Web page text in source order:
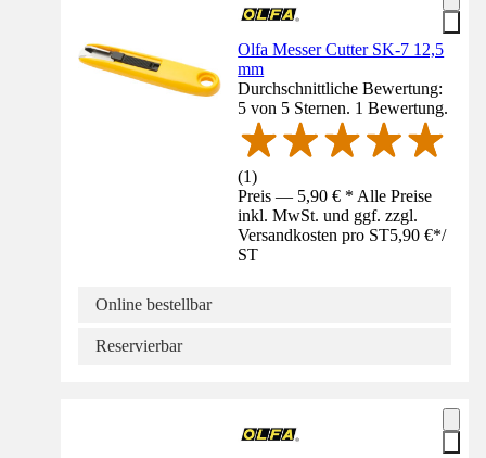
Olfa Messer Cutter SK-7 12,5
mm
Durchschnittliche Bewertung:
5 von 5 Sternen. 1 Bewertung.
(1)
Preis — 5,90 € * Alle Preise
inkl. MwSt. und ggf. zzgl.
Versandkosten pro ST5,90 €*/
ST
Online bestellbar
Reservierbar